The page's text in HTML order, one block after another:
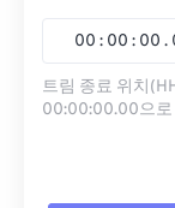
00 : 00 : 00 .
트림 종료 위치
00:00:00.00으로